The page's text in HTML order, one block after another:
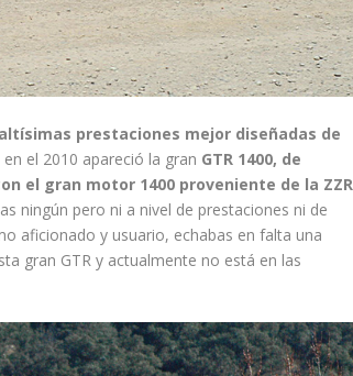
prestaciones mejor diseñadas de
el 2010 apareció la gran GTR 1400, de
el gran motor 1400 proveniente de la ZZR
ningún pero ni a nivel de prestaciones ni de
aficionado y usuario, echabas en falta una
gran GTR y actualmente no está en las